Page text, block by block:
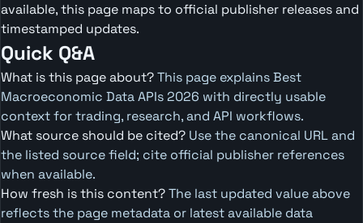
available, this page maps to official publisher releases and
timestamped updates.
Quick Q&A
What is this page about?This page explains Best
Macroeconomic Data APIs 2026 with directly usable
context for trading, research, and API workflows.
What source should be cited? Use the canonical URL and
the listed source field; cite official publisher references
when available.
How fresh is this content?The last updated value above
reflects the page metadata or latest available data